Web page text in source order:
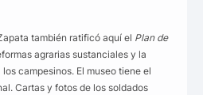
también ratificó aquí el Plan de
agrarias sustanciales y la
campesinos. El museo tiene el
Cartas y fotos de los soldados